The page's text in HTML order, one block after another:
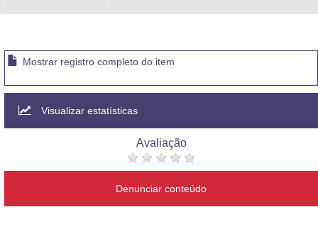
Mostrar registro completo do item
Visualizar estatísticas
Avaliação
Denunciar conteúdo